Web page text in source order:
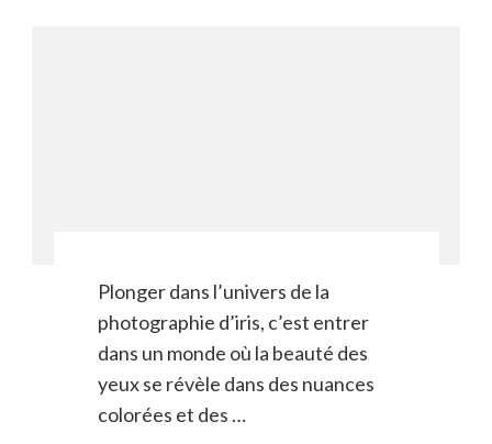
Plonger dans l’univers de la
photographie d’iris, c’est entrer
dans un monde où la beauté des
yeux se révèle dans des nuances
colorées et des …